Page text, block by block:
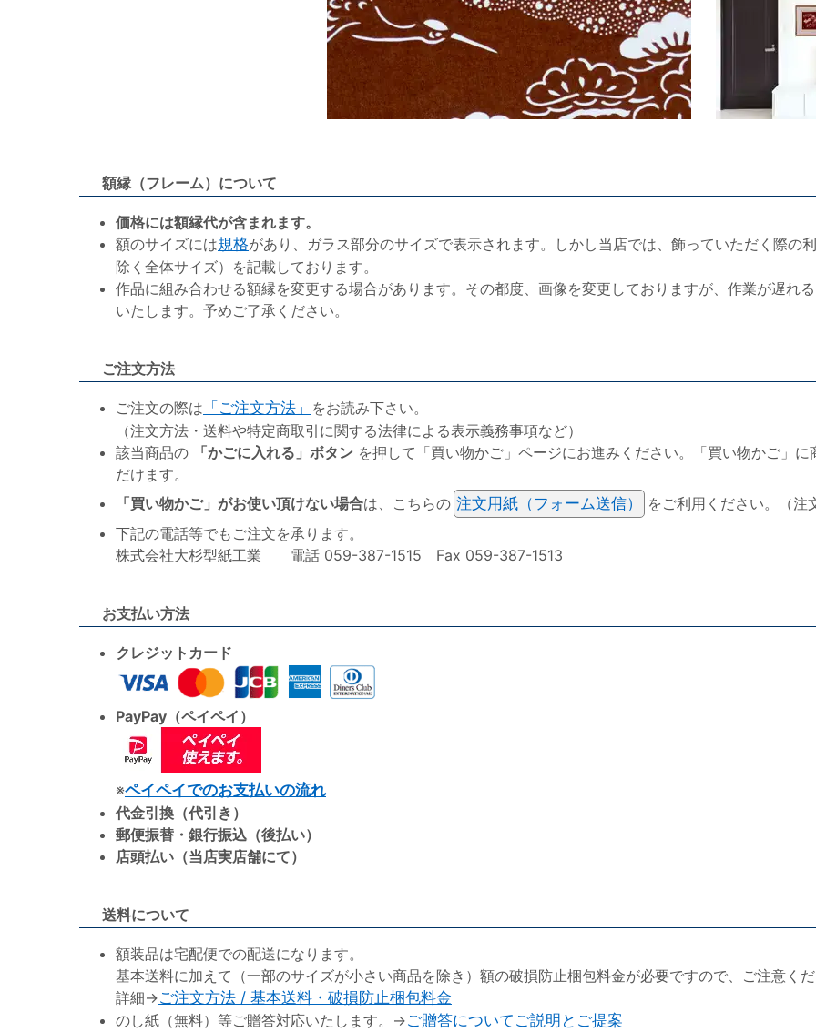
額縁（フレーム）について
価格には額縁代が含まれます。
額のサイズには規格があり、ガラス部分のサイズで表示されます。しかし当店では、飾っていただく際の
除く全体サイズ）を記載しております。
作品に組み合わせる額縁を変更する場合があります。その都度、画像を変更しておりますが、作業が遅れ
いたします。予めご了承ください。
ご注文方法
ご注文の際は 「ご注文方法」 をお読み下さい。
（注文方法・送料や特定商取引に関する法律による表示義務事項など）
該当商品の
「かごに入れる」ボタン を押して「買い物かご」ページにお進みください。「買い物かご」
だけます。
「買い物かご」がお使い頂けない場合は、こちらの 注文用紙（フォーム送信）
をご利用ください。（注
下記の電話等でもご注文を承ります。
株式会社大杉型紙工業 電話 059-387-1515 Fax 059-387-1513
お支払い方法
クレジットカード
PayPay（ペイペイ）
※ペイペイでのお支払いの流れ
代金引換（代引き）
郵便振替・銀行振込（後払い）
店頭払い（当店実店舗にて）
送料について
額装品は宅配便での配送になります。
基本送料に加えて（一部のサイズが小さい商品を除き）額の破損防止梱包料金が必要ですので、ご注意くだ
詳細→ご注文方法 / 基本送料・破損防止梱包料金
のし紙（無料）等ご贈答対応いたします。→ご贈答についてご説明とご提案